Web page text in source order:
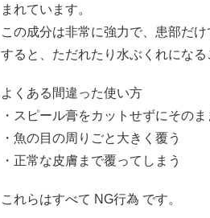
まれています。
この成分は非常に強力で、患部だ
すると、ただれたり水ぶくれになる
よくある間違った使い方
・スピール膏をカットせずにその
・魚の目の周りごと大きく覆う
・正常な皮膚まで覆ってしまう
これらはすべて NG行為 です。